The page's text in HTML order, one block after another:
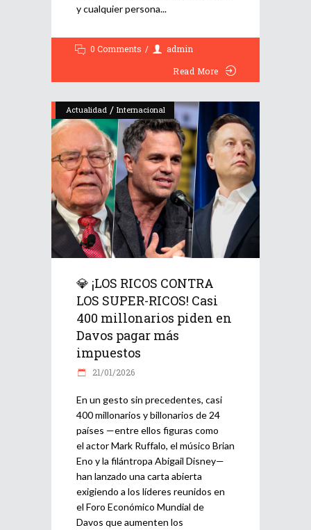
y cualquier persona
0 Comments
admin
Read More
Actualidad / Internacional
💎 ¡LOS RICOS CONTRA
LOS SUPER-RICOS! Casi
400 millonarios piden en
Davos pagar más
impuestos
21/01/2026
En un gesto sin precedentes, casi
400 millonarios y billonarios de 24
países —entre ellos figuras como
el actor Mark Ruffalo, el músico Brian
Eno y la filántropa Abigail Disney—
han lanzado una carta abierta
exigiendo a los líderes reunidos en
el Foro Económico Mundial de
Davos que aumenten los